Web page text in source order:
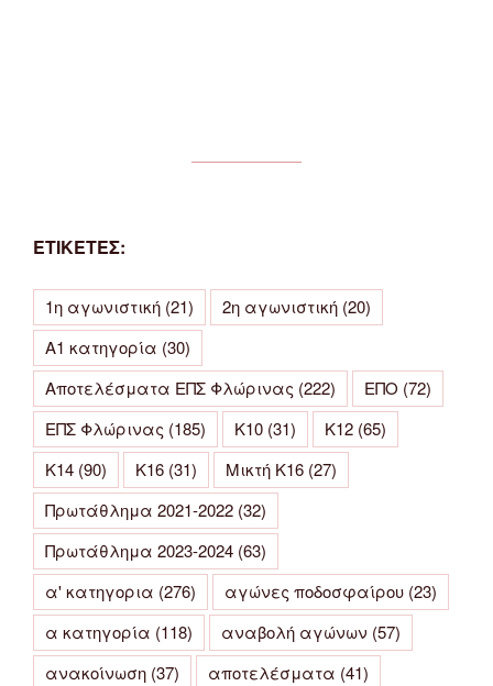
ΕΤΙΚΕΤΕΣ:
1η αγωνιστική (21) 2η αγωνιστική (20)
Α1 κατηγορία (30)
Αποτελέσματα ΕΠΣ Φλώρινας (222) ΕΠΟ (72)
ΕΠΣ Φλώρινας (185) Κ10 (31) Κ12 (65)
Κ14 (90) Κ16 (31) Μικτή Κ16 (27)
Πρωτάθλημα 2021-2022 (32)
Πρωτάθλημα 2023-2024 (63)
α' κατηγορια (276) αγώνες ποδοσφαίρου (23)
α κατηγορία (118) αναβολή αγώνων (57)
ανακοίνωση (37) αποτελέσματα (41)